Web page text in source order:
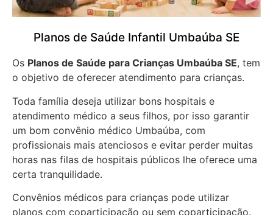
Planos de Saúde Infantil Umbaúba SE
Os Planos de Saúde para Crianças Umbaúba SE, tem
o objetivo de oferecer atendimento para crianças.
Toda família deseja utilizar bons hospitais e
atendimento médico a seus filhos, por isso garantir
um bom convênio médico Umbaúba, com
profissionais mais atenciosos e evitar perder muitas
horas nas filas de hospitais públicos lhe oferece uma
certa tranquilidade.
Convênios médicos para crianças pode utilizar
planos com coparticipação ou sem coparticipação.